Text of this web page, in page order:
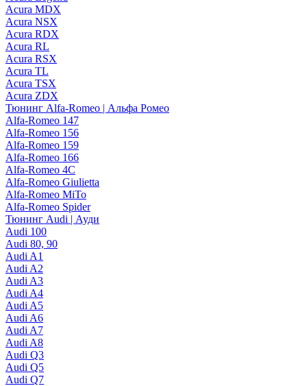
Acura MDX
Acura NSX
Acura RDX
Acura RL
Acura RSX
Acura TL
Acura TSX
Acura ZDX
Тюнинг Alfa-Romeo | Альфа Ромео
Alfa-Romeo 147
Alfa-Romeo 156
Alfa-Romeo 159
Alfa-Romeo 166
Alfa-Romeo 4C
Alfa-Romeo Giulietta
Alfa-Romeo MiTo
Alfa-Romeo Spider
Тюнинг Audi | Ауди
Audi 100
Audi 80, 90
Audi A1
Audi A2
Audi A3
Audi A4
Audi A5
Audi A6
Audi A7
Audi A8
Audi Q3
Audi Q5
Audi Q7